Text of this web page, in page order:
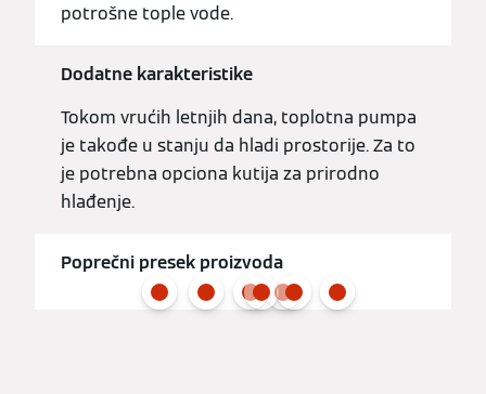
potrošne tople vode.
Dodatne karakteristike
Tokom vrućih letnjih dana, toplotna pumpa
je takođe u stanju da hladi prostorije. Za to
je potrebna opciona kutija za prirodno
hlađenje.
Poprečni presek proizvoda